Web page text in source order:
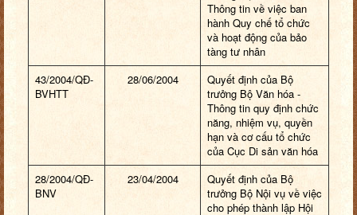
Thông tin về việc ban
hành Quy chế tổ chức
và hoạt động của bảo
tàng tư nhân
43/2004/QĐ-
BVHTT
28/06/2004
Quyết định của Bộ
trưởng Bộ Văn hóa -
Thông tin quy định chức
năng, nhiệm vụ, quyền
hạn và cơ cấu tổ chức
của Cục Di sản văn hóa
28/2004/QĐ-
BNV
23/04/2004
Quyết định của Bộ
trưởng Bộ Nội vụ về việc
cho phép thành lập Hội